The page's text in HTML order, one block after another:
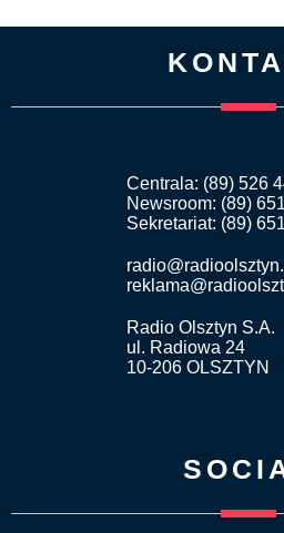
Centrala: (89) 526
Newsroom: (89)
Sekretariat: (89)
Radio Olsztyn S.A.
ul. Radiowa 24
10-206 OLSZTYN